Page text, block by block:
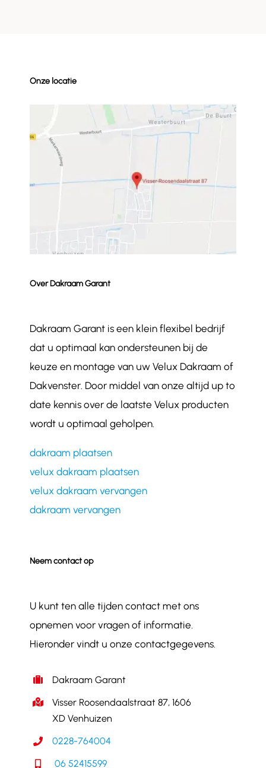
Onze locatie
Over Dakraam Garant
Dakraam Garant is een klein flexibel bedrijf
dat u optimaal kan ondersteunen bij de
keuze en montage van uw Velux Dakraam of
Dakvenster. Door middel van onze altijd up to
date kennis over de laatste Velux producten
wordt u optimaal geholpen.
dakraam plaatsen
velux dakraam plaatsen
velux dakraam vervangen
dakraam vervangen
Neem contact op
U kunt ten alle tijden contact met ons
opnemen voor vragen of informatie.
Hieronder vindt u onze contactgegevens.
Dakraam Garant
Visser Roosendaalstraat 87, 1606
XD Venhuizen
0228-764004
06 52415599